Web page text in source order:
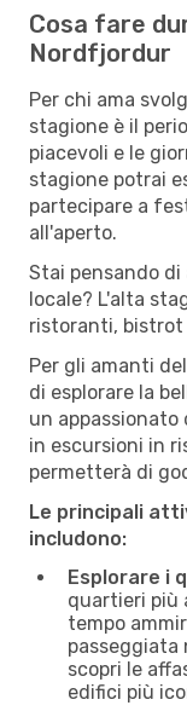
Cosa fare
Nordfjordur
Per chi ama
stagione è il
piacevoli e le
stagione potrai
partecipare a
all'aperto.
Stai pensando
locale? L'alta
ristoranti, bistrot
Per gli amanti
di esplorare la
un
in escursioni in
permetterà di
Le principali
includono:
Esplorare i
quartieri più
tempo
passeggiata
scopri le
edifici più